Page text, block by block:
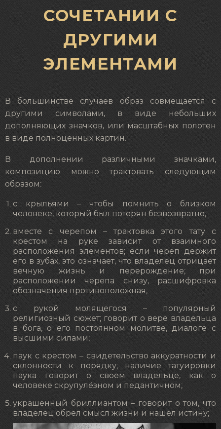
СОЧЕТАНИИ С
ДРУГИМИ
ЭЛЕМЕНТАМИ
В большинстве случаев образ совмещается с
другими символами, в виде небольших
дополняющих значков, или масштабных полотен
в виде полноценных картин.
В дополнении различными значками,
композицию можно трактовать следующим
образом:
с крыльями – чтобы помнить о близком
человеке, который был потерян безвозвратно;
вместе с черепом – трактовка этого тату с
крестом на руке зависит от взаимного
расположения элементов; если череп держит
его в зубах, это означает, что владелец отрицает
вечную жизнь и перерождение; при
расположении черепа снизу, расшифровка
обозначения противоположная;
с рукой молящегося – популярный
религиозный сюжет; говорит о вере владельца
в бога, о его постоянном молитве, диалоге с
высшими силами;
паук с крестом – свидетельство аккуратности и
склонности к порядку; наличие татуировки
паука говорит о своем владельце, как о
человеке скрупулёзном и педантичном;
украшенный бриллиантом – говорит о том, что
владелец обрел смысл жизни и нашел истину;